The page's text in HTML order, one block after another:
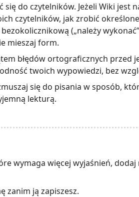
się do czytelników. Jeżeli Wiki
czytelników, jak zrobić
(„należy
mieszaj form.
błędów ortograficznych przed
twoich wypowiedzi, bez
się do pisania w sposób,
lekturą.
wymaga więcej wyjaśnień,
zanim ją zapiszesz.